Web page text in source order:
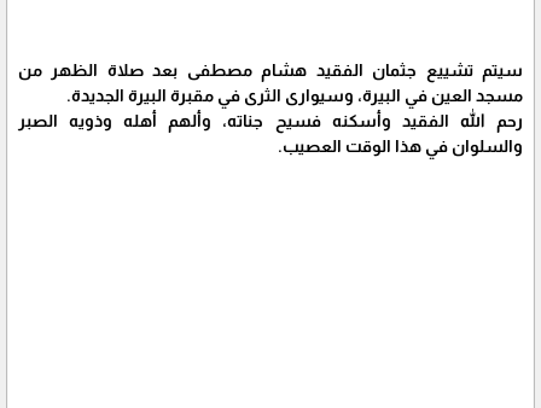
سيتم تشييع جثمان الفقيد هشام مصطفى بعد صلاة الظهر من
مسجد العين في البيرة، وسيوارى الثرى في مقبرة البيرة الجديدة.
رحم الله الفقيد وأسكنه فسيح جناته، وألهم أهله وذويه الصبر
والسلوان في هذا الوقت العصيب.